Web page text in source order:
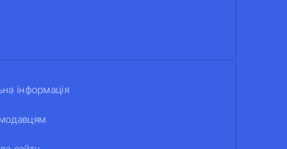
інформація